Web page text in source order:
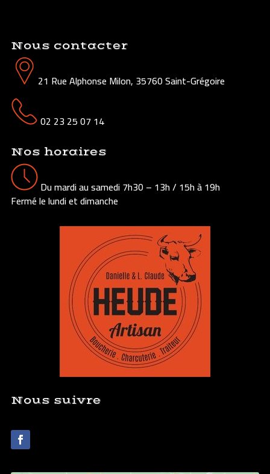
Nous contacter
21 Rue Alphonse Milon, 35760 Saint-Grégoire
02 23 25 07 14
Nos horaires
Du mardi au samedi 7h30 – 13h / 15h à 19h
Fermé le lundi et dimanche
Nous suivre